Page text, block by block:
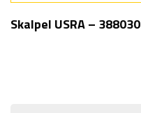
Skalpel USRA – 388030